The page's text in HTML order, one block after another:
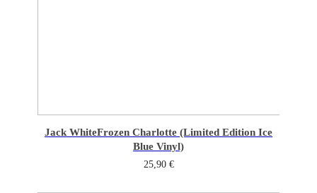
Jack WhiteFrozen Charlotte (Limited Edition Ice
Blue Vinyl)
25,90 €